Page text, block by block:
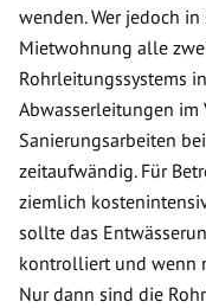
wenden. Wer jedoch
Mietwohnung alle
Rohrleitungssystems
Abwasserleitungen im
Sanierungsarbeiten
zeitaufwändig. Für
ziemlich
sollte das
kontrolliert und wenn
Nur dann sind die